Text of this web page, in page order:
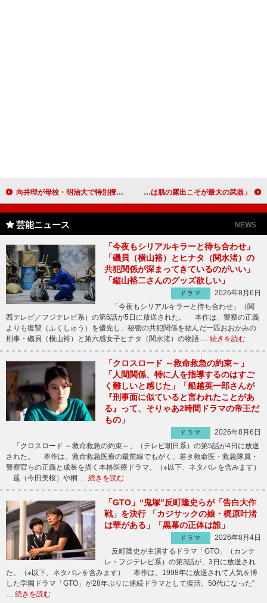
向井理が母校・明治大で特別授業 大学時代、学食で女子を奪われた経験は？ 小椋ケンイチ、「パーティーは解放の場」 「若い子は肌の露出こそが最大の武器」
芸能ニュース NEWS
「今夜もシリアルキラーと待ち合わせ」
「磯貝（横山裕）とヒナタ（関水渚）の
共犯関係が深まってきているのがいい」
「縦山裕二さんのグッズ欲しい」
ドラマ
2026年8月6日
「今夜もシリアルキラーと待ち合わせ」（関
西テレビ／フジテレビ系）の第6話が5日に放送された。 本作は、警察の正義
よりも復讐（ふくしゅう）を優先し、秘密の共犯関係を結んだ一匹おおかみの
刑事・磯貝（横山裕）と第六感女子ヒナタ（関水渚）の物語 … 続きを読む
「クロスロード ～救命救急の約束～」
「人間関係、特に人を指導するのはすご
く難しいと感じた」「船越英一郎さんが
『刑事面に似ていると言われたことがあ
る』って、そりゃあ2時間ドラマの帝王だ
もの」
ドラマ
2026年8月6日
「クロスロード ～救命救急の約束～」（テレビ朝日系）の第5話が4日に放送
された。 本作は、救命救急医療の最前線でもがく、若き救命医・救急隊員・
警察官らの正義と成長を描く本格医療ドラマ。（※以下、ネタバレを含みます）
遥（今田美桜）や桐 … 続きを読む
「GTO」“鬼塚”反町隆史らが「告白大作
戦」を決行 「カジサックの娘・梶原叶渚
は華がある」「黒幕の正体は誰」
ドラマ
2026年8月4日
反町隆史が主演するドラマ「GTO」（カンテ
レ・フジテレビ系）の第3話が、3日に放送され
た。（※以下、ネタバレを含みます） 本作は、1998年に放送されて人気を博
した学園ドラマ「GTO」が28年ぶりに連続ドラマとして復活。50代になった“
続きを読む